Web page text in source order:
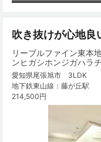
吹き抜けが心地良
リーブルファイン東本
ンヒガシホンジガハラチ
愛知県尾張旭市 3LDK
地下鉄東山線：藤が丘駅
214,500円